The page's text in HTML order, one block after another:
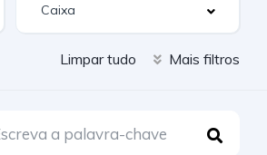
Limpar tudo Mais filtros